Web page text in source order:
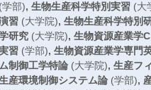
(学部), 生物生産科学特別実習(大
習(大学院), 生物生産科学特別
研究(大学院), 生物資源産業学C
習(学部), 生物資源産業学専門
ム制御工学特論(大学院), 生産フ
産環境制御システム論(学部),